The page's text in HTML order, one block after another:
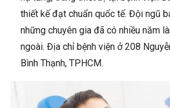
thiết kế đạt chuẩn quốc tế. Đội ngũ
những chuyên gia đã có nhiều năm
ngoài. Địa chỉ bệnh viện ở 208
Bình Thạnh, TPHCM.